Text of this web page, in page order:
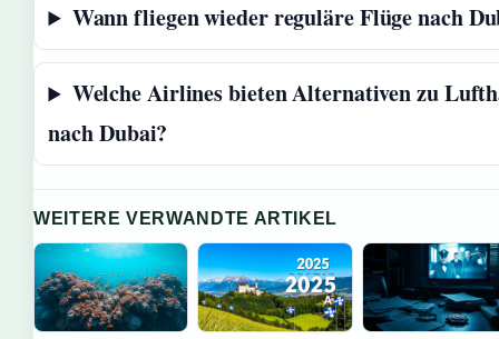
Wann fliegen wieder reguläre Flüge nach
Welche Airlines bieten Alternativen zu
nach Dubai?
WEITERE VERWANDTE ARTIKEL